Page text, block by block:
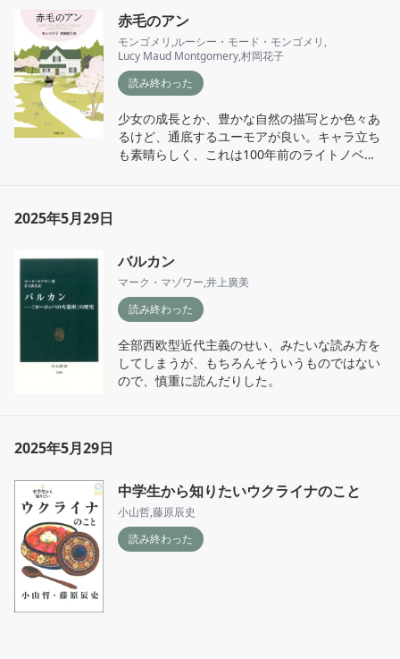
時どういうことでわいわいしていたかはちゃん
と覚えていて、本の内容ではなく、読書をして
いたそのときの記憶がわあっと蘇ってくる喜び
が、再読にはありました。本にまつわる個人的
な記憶は、いつでも誰でもどの本でも、心地よ
く大切に仕舞われてゆくものなのだと思います
し、だれかのそうした記録を読むことで、自分
自身の思い出が広がってゆくということが、本
を読むことの中にはあるのでしょう。
書の時間になるといいな、と願うような本にな
っています。
赤毛のアン
モンゴメリ ,ルーシー・モード・モンゴメリ ,
Lucy Maud Montgomery,村岡花子
読み終わった
少女の成長とか、豊かな自然の描写とか色々あ
るけど、通底するユーモアが良い。キャラ立ち
も素晴らしく、これは100年前のライトノベ
2025年5月29日
バルカン
マーク・マゾワー,井上廣美
読み終わった
全部西欧型近代主義のせい、みたいな読み方を
してしまうが、もちろんそういうものではない
ので、慎重に読んだりした。
2025年5月29日
中学生から知りたいウクライナのこと
小山哲,藤原辰史
読み終わった